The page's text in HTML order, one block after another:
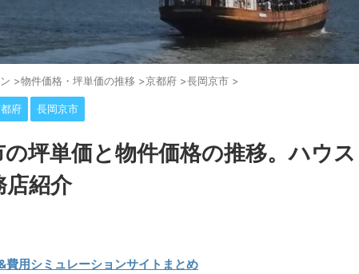
>物件価格・坪単価の推移 >京都府 >長岡京市 >
府 長岡京市
坪単価と物件価格の推移。ハウス
店紹介
費用シミュレーションサイトまとめ